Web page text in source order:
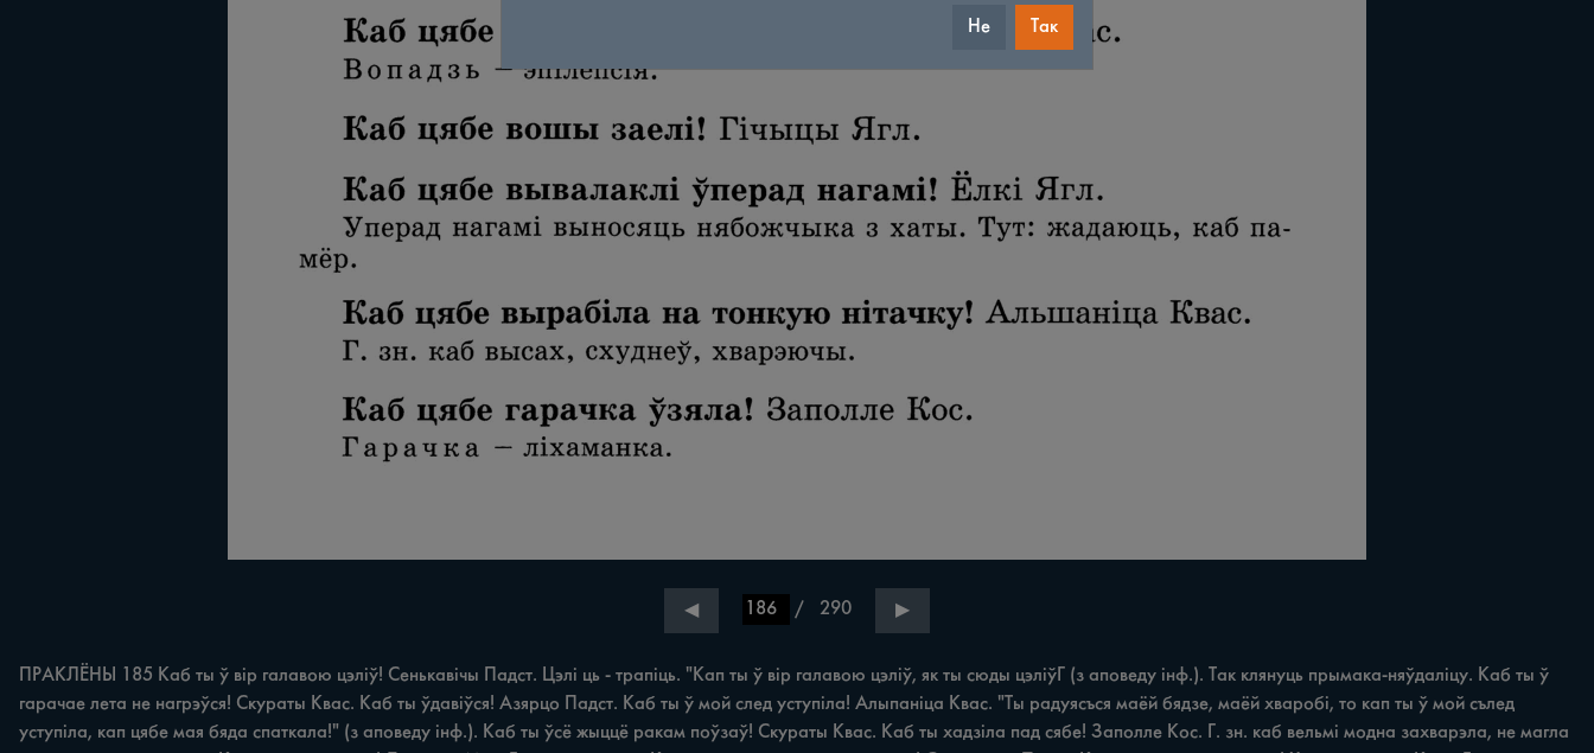
◀ / 290 ▶
ПРАКЛЁНЫ 185 Каб ты ў вір галавою цэліў! Сенькавічы Падст. Цэлі ць - трапіць. "Кап ты ў вір галавою цэліў, як ты сюды цэліўГ (з аповеду інф.). Так клянуць прымака-няўдаліцу. Каб ты ў
гарачае лета не нагрэўся! Скураты Квас. Каб ты ўдавіўся! Азярцо Падст. Каб ты ў мой след уступіла! Алыпаніца Квас. "Ты радуясъся маёй бядзе, маёй хваробі, то кап ты ў мой сълед
уступіла, кап цябе мая бяда спаткала!" (з аповеду інф.). Каб ты ўсё жыццё ракам поўзаў! Скураты Квас. Каб ты хадзіла пад сябе! Заполле Кос. Г. зн. каб вельмі модна захварэла, не магла
Не Так